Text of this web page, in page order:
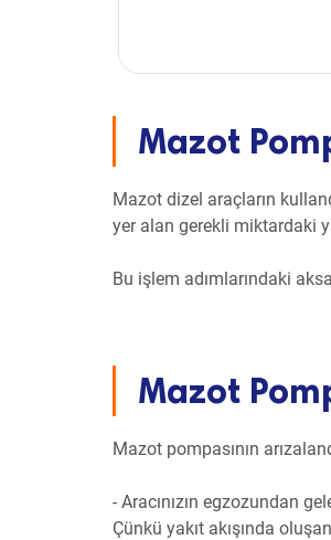
Mazot
Mazot dizel araçların
yer alan gerekli miktardaki
Bu işlem adımlarındaki
Mazot
Mazot pompasının
- Aracınızın egzozundan
Çünkü yakıt akışında